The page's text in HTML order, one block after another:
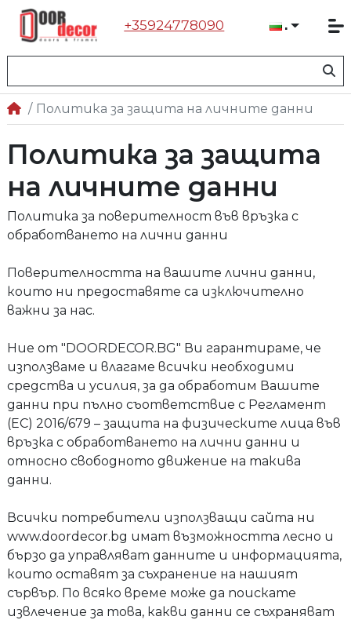
+35924778090
Политика за защита на личните данни
Политика за защита
на личните данни
Политика за поверителност във връзка с
обработването на лични данни
Поверителността на вашите лични данни,
които ни предоставяте са изключително
важни за нас.
Ние от "DOORDECOR.BG" Ви гарантираме, че
използваме и влагаме всички необходими
средства и усилия, за да обработим Вашите
данни при пълно съответствие с Регламент
(EC) 2016/679 – защита на физическите лица във
връзка с обработването на лични данни и
относно свободното движение на такива
данни.
Всички потребители използващи сайта ни
www.doordecor.bg имат възможността лесно и
бързо да управляват данните и информацията,
които оставят за съхранение на нашият
сървър. По всяко време може да поискате
извлечение за това, какви данни се съхраняват